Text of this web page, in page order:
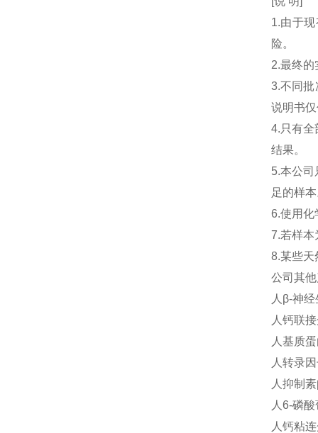
1.由于
险。
2.最终
3.不同
说明书
4.只有全
结果。
5.本公
足的样
6.使用化
7.若样本
8.某些天
公司其
人β-神
人钙联
人基质
人转录
人抑制
人6-磷
人钙粘